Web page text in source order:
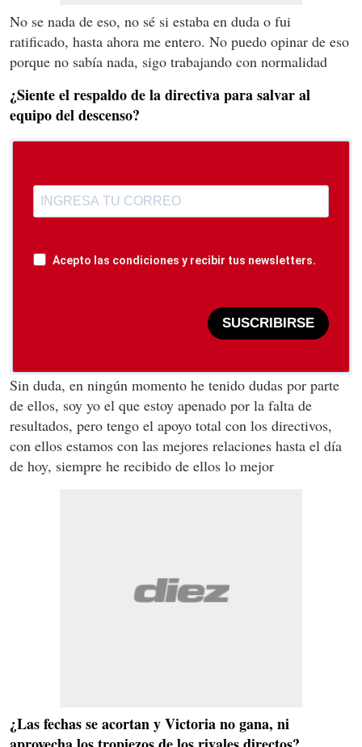
No se nada de eso, no sé si estaba en duda o fui
ratificado, hasta ahora me entero. No puedo opinar de eso
porque no sabía nada, sigo trabajando con normalidad
¿Siente el respaldo de la directiva para salvar al
equipo del descenso?
Acepto las condiciones y recibir tus newsletters.
SUSCRIBIRSE
Sin duda, en ningún momento he tenido dudas por parte
de ellos, soy yo el que estoy apenado por la falta de
resultados, pero tengo el apoyo total con los directivos,
con ellos estamos con las mejores relaciones hasta el día
de hoy, siempre he recibido de ellos lo mejor
¿Las fechas se acortan y Victoria no gana, ni